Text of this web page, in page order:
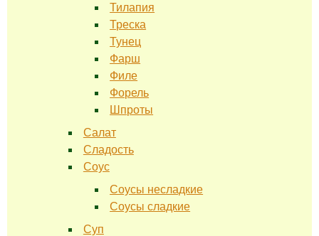
Тилапия
Треска
Тунец
Фарш
Филе
Форель
Шпроты
Салат
Сладость
Соус
Соусы несладкие
Соусы сладкие
Суп